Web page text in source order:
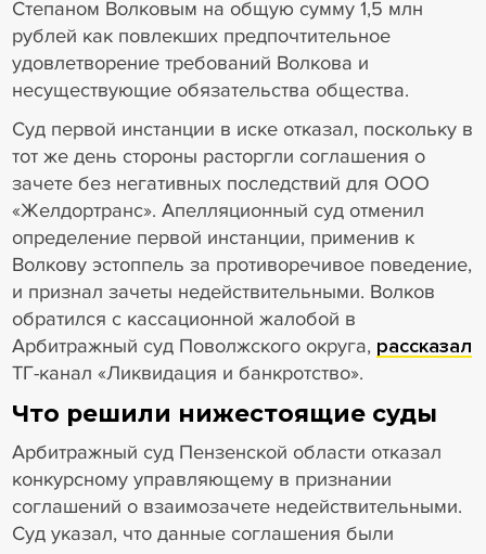
Степаном Волковым на общую сумму 1,5 млн
рублей как повлекших предпочтительное
удовлетворение требований Волкова и
несуществующие обязательства общества.
Суд первой инстанции в иске отказал, поскольку в
тот же день стороны расторгли соглашения о
зачете без негативных последствий для ООО
«Желдортранс». Апелляционный суд отменил
определение первой инстанции, применив к
Волкову эстоппель за противоречивое поведение,
и признал зачеты недействительными. Волков
обратился с кассационной жалобой в
Арбитражный суд Поволжского округа, рассказал
ТГ-канал «Ликвидация и банкротство».
Что решили нижестоящие суды
Арбитражный суд Пензенской области отказал
конкурсному управляющему в признании
соглашений о взаимозачете недействительными.
Суд указал, что данные соглашения были